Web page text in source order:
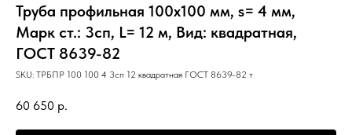
Труба профильная 100х100 мм, s= 4 мм,
Марк ст.: 3сп, L= 12 м, Вид: квадратная,
ГОСТ 8639-82
SKU: ТРБПР 100 100 4 3сп 12 квадратная ГОСТ 8639-82 т
60 650 р.